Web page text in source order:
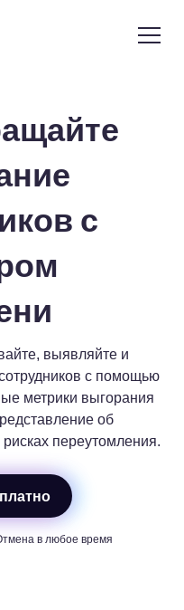
с
выявляйте и
с помощью
метрики выгорания
об
переутомления.
в любое время